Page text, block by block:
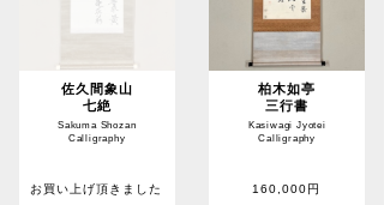
佐久間象山
七絶
Sakuma Shozan
Calligraphy
お買い上げ頂きました
柏木如亭
三行書
Kasiwagi Jyotei
Calligraphy
160,000円